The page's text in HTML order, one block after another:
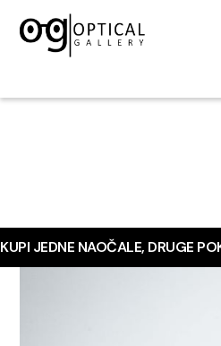
KUPI JEDNE NAOČALE, DRUGE